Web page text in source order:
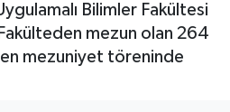
Bilimler Fakültesi
mezun olan 264
mezuniyet töreninde